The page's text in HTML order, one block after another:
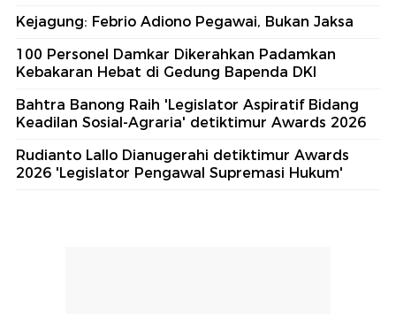
Kejagung: Febrio Adiono Pegawai, Bukan Jaksa
100 Personel Damkar Dikerahkan Padamkan
Kebakaran Hebat di Gedung Bapenda DKI
Bahtra Banong Raih 'Legislator Aspiratif Bidang
Keadilan Sosial-Agraria' detiktimur Awards 2026
Rudianto Lallo Dianugerahi detiktimur Awards
2026 'Legislator Pengawal Supremasi Hukum'